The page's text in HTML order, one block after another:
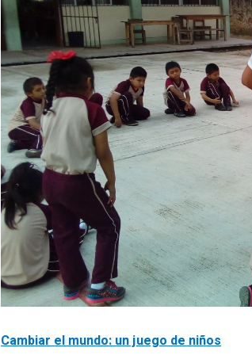
Cambiar el mundo: un juego de niños